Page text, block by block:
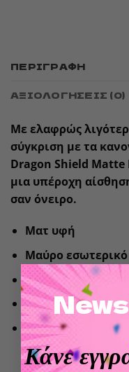
Κάνε
ΠΕΡΙΓΡΑΦΉ
ΑΞΙΟΛΟΓΉΣΕΙΣ (0)
Με ελαφρώς
σύγκριση με τα
Dragon Shield Matte
μια υπέροχη
σαν όνειρο.
Ματ υφή
Μαύρο εσωτερικό
60 sleeves
Πλήρως αδιαφανές
Υπέροχα sleeves
Cardfight!!